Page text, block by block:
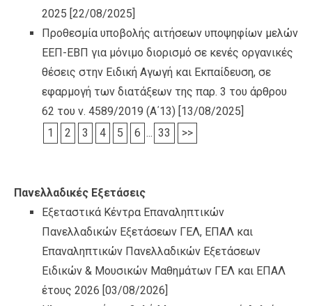
2025 [22/08/2025]
Προθεσμία υποβολής αιτήσεων υποψηφίων μελών
ΕΕΠ-ΕΒΠ για μόνιμο διορισμό σε κενές οργανικές
θέσεις στην Ειδική Αγωγή και Εκπαίδευση, σε
εφαρμογή των διατάξεων της παρ. 3 του άρθρου
62 του ν. 4589/2019 (Α΄13) [13/08/2025]
1
2 3 4 5 6 ... 33 >>
Πανελλαδικές Εξετάσεις
Εξεταστικά Κέντρα Επαναληπτικών
Πανελλαδικών Εξετάσεων ΓΕΛ, ΕΠΑΛ και
Επαναληπτικών Πανελλαδικών Εξετάσεων
Ειδικών & Μουσικών Μαθημάτων ΓΕΛ και ΕΠΑΛ
έτους 2026 [03/08/2026]